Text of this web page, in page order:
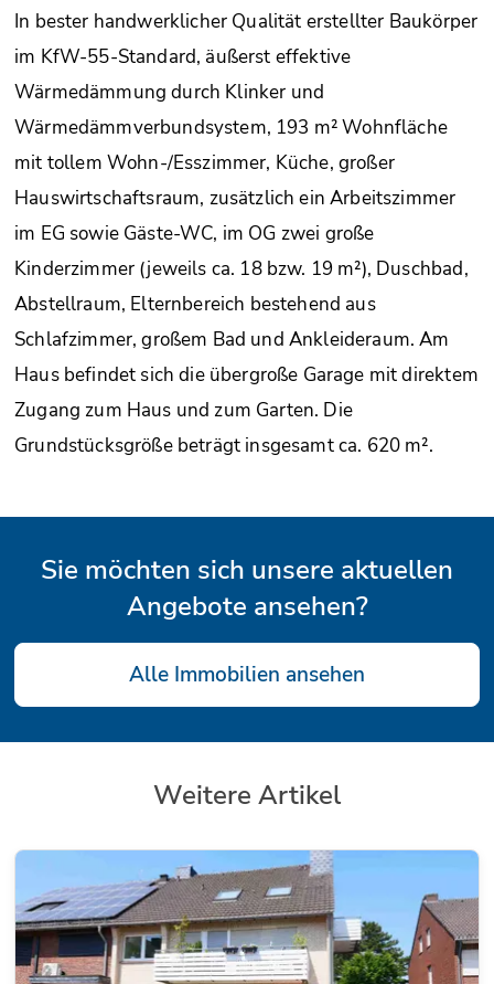
In bester handwerklicher Qualität erstellter Baukörper
im KfW-55-Standard, äußerst effektive
Wärmedämmung durch Klinker und
Wärmedämmverbundsystem, 193 m² Wohnfläche
mit tollem Wohn-/Esszimmer, Küche, großer
Hauswirtschaftsraum, zusätzlich ein Arbeitszimmer
im EG sowie Gäste-WC, im OG zwei große
Kinderzimmer (jeweils ca. 18 bzw. 19 m²), Duschbad,
Abstellraum, Elternbereich bestehend aus
Schlafzimmer, großem Bad und Ankleideraum. Am
Haus befindet sich die übergroße Garage mit direktem
Zugang zum Haus und zum Garten. Die
Grundstücksgröße beträgt insgesamt ca. 620 m².
Sie möchten sich unsere aktuellen
Angebote ansehen?
Alle Immobilien ansehen
Weitere Artikel